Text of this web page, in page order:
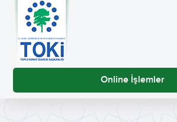
Online İşlemler